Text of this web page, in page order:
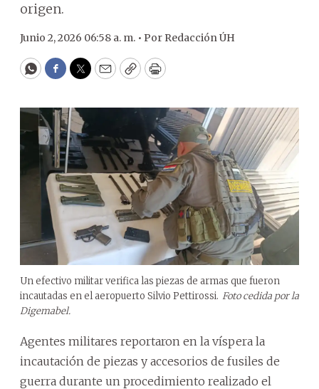
origen.
Junio 2, 2026 06:58 a. m. • Por Redacción ÚH
WhatsApp
Facebook
Twitter
EmailCopyPrint
Un efectivo militar verifica las piezas de armas que fueron
incautadas en el aeropuerto Silvio Pettirossi. Foto cedida por la
Digemabel.
Agentes militares reportaron en la víspera la
incautación de piezas y accesorios de fusiles de
guerra durante un procedimiento realizado el